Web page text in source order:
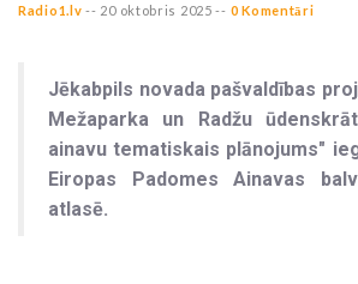
Radio1.lv -- 20 oktobris 2025 -- 0 Komentāri
Jēkabpils novada pašvaldības
Mežaparka un Radžu
ainavu tematiskais plānojums"
Eiropas Padomes Ainavas
atlasē.